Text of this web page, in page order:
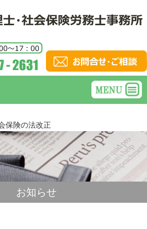
保険の法改正
お知らせ